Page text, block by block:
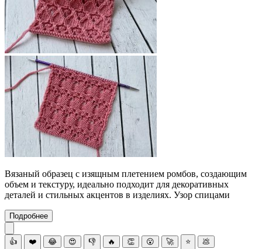
Вязаный образец с изящным плетением ромбов, создающим
объем и текстуру, идеально подходит для декоративных
деталей и стильных акцентов в изделиях. Узор спицами
Подробнее
👍 ❤️ 😂 😍 👎 🔥 👏 😮 🚀 ⭐ 💩